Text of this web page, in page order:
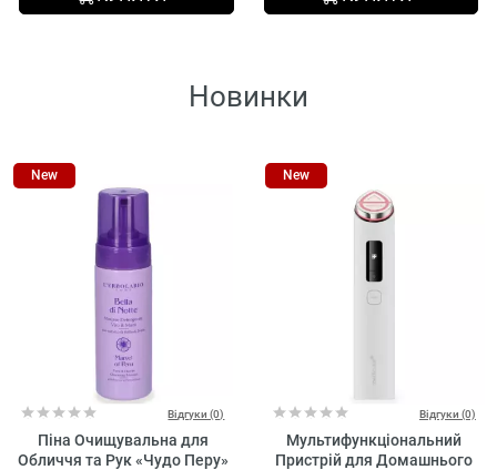
Новинки
New
Відгуки (0)
Піна Очищувальна для
Обличчя та Рук «Чудо Перу»
New
Відгуки (0)
Мультифункціональний
Пристрій для Домашнього